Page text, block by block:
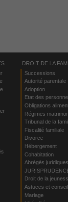
DROIT DE LA
Successions
Autorité parentale
Adoption
Etat des
Obligations
Régimes
Tribunal de la
Fiscalité familiale
Divorce
Hébergement
Cohabitation
Abrégés juridiques
Droit de la
Astuces et
Mariage